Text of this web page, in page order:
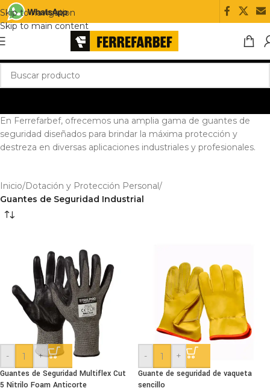
Skip to navigation
Skip to main content
En Ferrefarbef, ofrecemos una amplia gama de guantes de
seguridad diseñados para brindar la máxima protección y
destreza en diversas aplicaciones industriales y profesionales.
Inicio/Dotación y Protección Personal/
Guantes de Seguridad Industrial
-
+
Guantes de Seguridad Multiflex Cut
5 Nitrilo Foam Anticorte
-
+
Guante de seguridad de vaqueta
sencillo